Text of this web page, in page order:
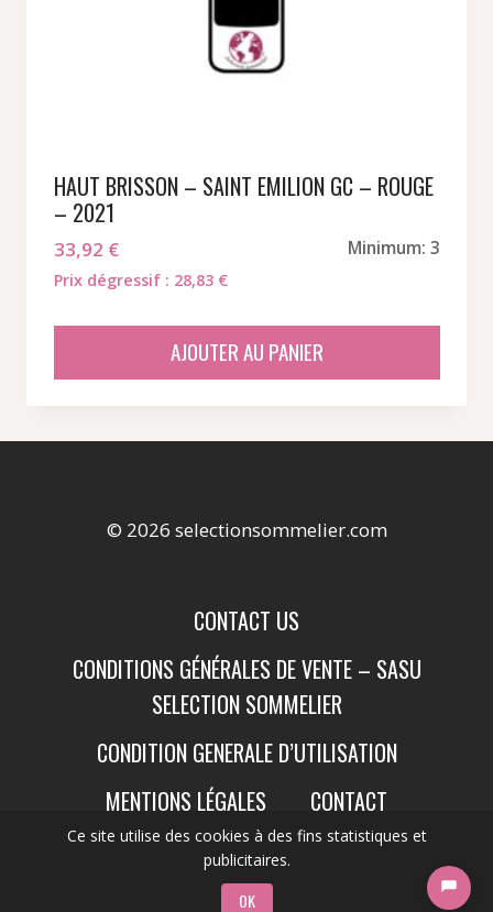
Ce site utilise des cookies à des fins statistiques et
publicitaires.
OK
HAUT BRISSON – SAINT EMILION GC – ROUGE
– 2021
33,92 € Minimum: 3
Prix dégressif : 28,83 €
AJOUTER AU PANIER
© 2026 selectionsommelier.com
CONTACT US
CONDITIONS GÉNÉRALES DE VENTE – SASU
SELECTION SOMMELIER
CONDITION GENERALE D’UTILISATION
MENTIONS LÉGALES
CONTACT